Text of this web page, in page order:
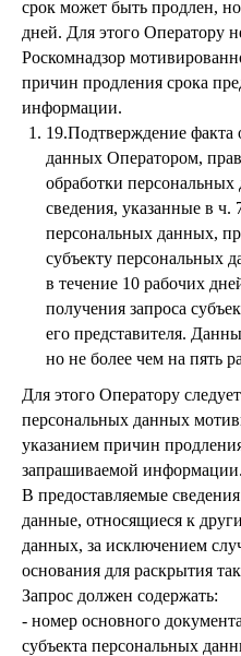
срок может быть продлен,
дней. Для этого Оператору
Роскомнадзор
причин продления срока
информации.
19.Подтверждение факта
данных Оператором,
обработки
сведения, указанные в ч.
персональных данных,
субъекту персональных
в течение 10 рабочих
получения запроса
его представителя.
но не более чем на пять
Для этого Оператору
персональных данных
указанием причин
запрашиваемой информации.
В предоставляемые
данные, относящиеся к
данных, за исключением
основания для раскрытия
Запрос должен содержать:
- номер основного
субъекта персональных